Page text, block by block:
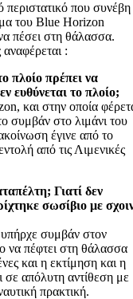
που συνέβη
του Blue Horizon
πέσει στη θάλασσα.
:
πλοίο πρέπει να
ευθύνεται το πλοίο;
και στην οποία
συμβάν στο λιμάνι του
έγινε από το
από τις Λιμενικές
Γιατί δεν
σωσίβιο με
συμβάν στον
να πέφτει στη θάλασσα
και η εκτίμηση και η
σε απόλυτη αντίθεση με
πρακτική.